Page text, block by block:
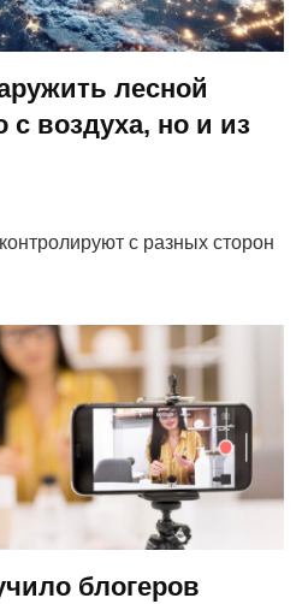
лесной
с воздуха, но и из
с разных сторон
блогеров